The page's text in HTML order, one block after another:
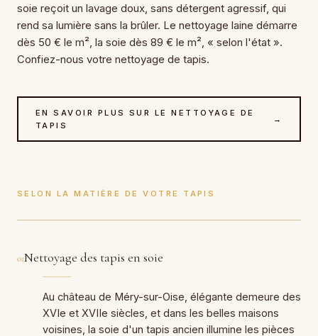
soie reçoit un lavage doux, sans détergent agressif, qui
rend sa lumière sans la brûler. Le nettoyage laine démarre
dès 50 € le m², la soie dès 89 € le m², « selon l'état ».
Confiez-nous votre nettoyage de tapis.
EN SAVOIR PLUS SUR LE NETTOYAGE DE
TAPIS
→
SELON LA MATIÈRE DE VOTRE TAPIS
01Nettoyage des tapis en soie
Au château de Méry-sur-Oise, élégante demeure des
XVIe et XVIIe siècles, et dans les belles maisons
voisines, la soie d'un tapis ancien illumine les pièces